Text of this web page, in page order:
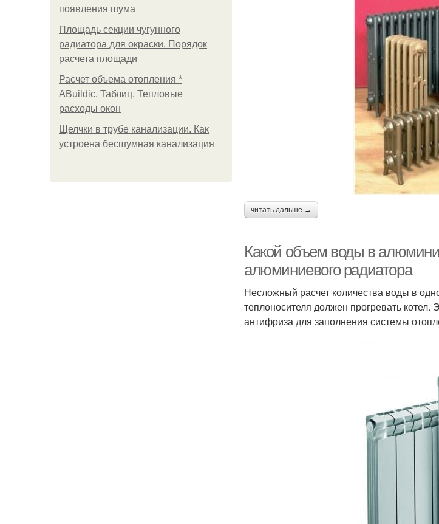
появления шума
Площадь секции чугунного
радиатора для окраски. Порядок
расчета площади
Расчет объема отопления *
ABuildic. Таблиц. Тепловые
расходы окон
Щелчки в трубе канализации. Как
устроена бесшумная канализация
читать дальше →
Какой объем воды в
алюминиевого радиатора
Несложный расчет количества воды в
теплоносителя должен прогревать
антифриза для заполнения системы